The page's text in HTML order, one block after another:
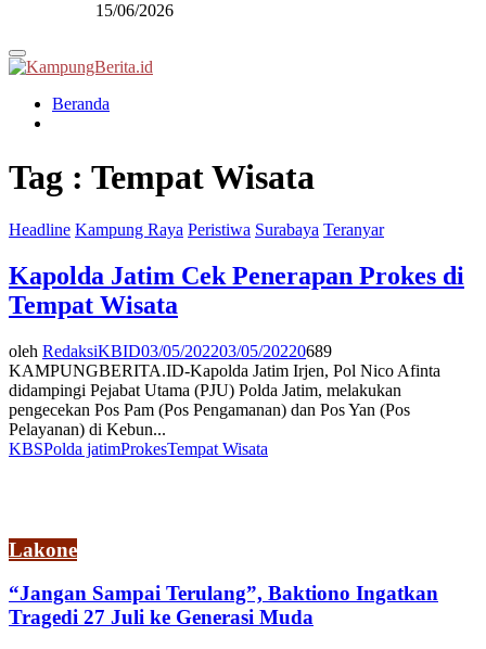
15/06/2026
Primary
Menu
Beranda
Tag : Tempat Wisata
Headline Kampung Raya Peristiwa Surabaya Teranyar
Kapolda Jatim Cek Penerapan Prokes di
Tempat Wisata
oleh RedaksiKBID03/05/202203/05/20220689
KAMPUNGBERITA.ID-Kapolda Jatim Irjen, Pol Nico Afinta
didampingi Pejabat Utama (PJU) Polda Jatim, melakukan
pengecekan Pos Pam (Pos Pengamanan) dan Pos Yan (Pos
Pelayanan) di Kebun...
KBSPolda jatimProkesTempat Wisata
Lakone
“Jangan Sampai Terulang”, Baktiono Ingatkan
Tragedi 27 Juli ke Generasi Muda